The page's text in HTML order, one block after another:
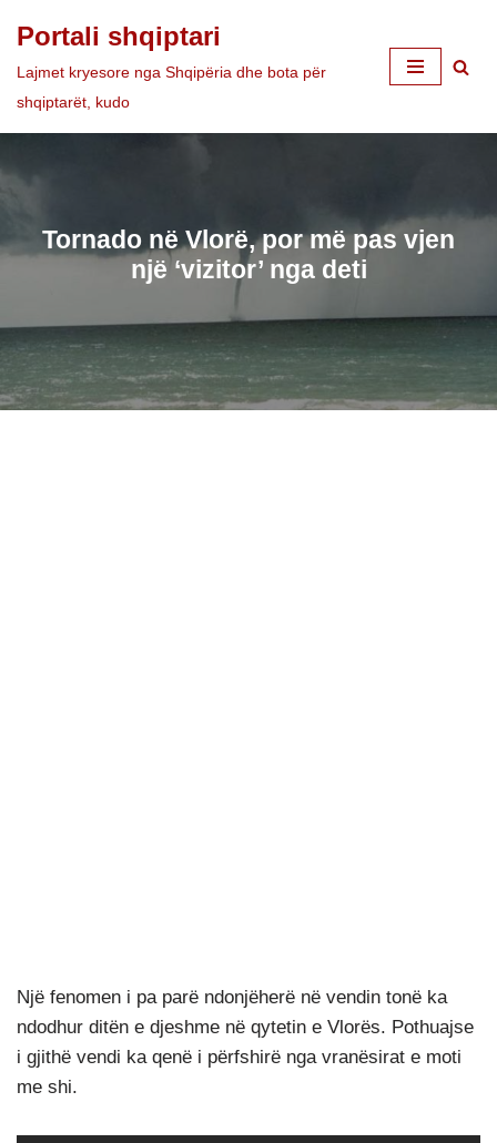
Skip
to
Portali shqiptari
Lajmet kryesore nga Shqipëria dhe bota për
shqiptarët, kudo
Tornado në Vlorë, por më pas vjen
një ‘vizitor’ nga deti
Një fenomen i pa parë ndonjëherë në vendin tonë ka
ndodhur ditën e djeshme në qytetin e Vlorës. Pothuajse
i gjithë vendi ka qenë i përfshirë nga vranësirat e moti
me shi.